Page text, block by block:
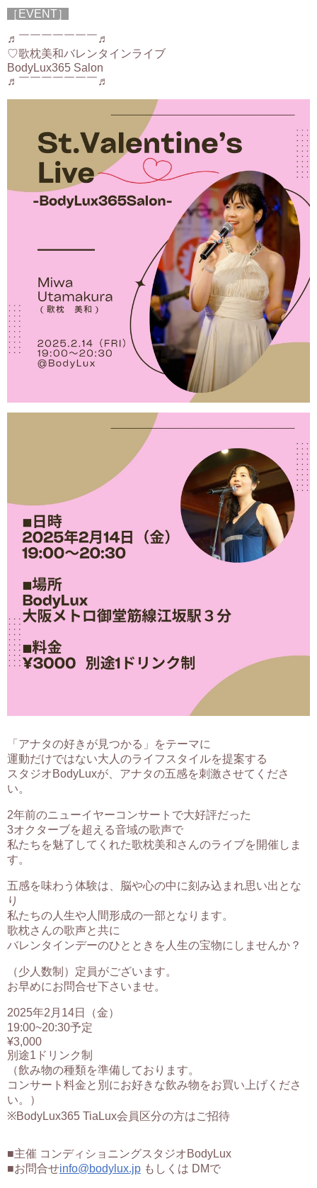
［EVENT］
♬￣￣￣￣￣￣￣♬
♡歌枕美和バレンタインライブ
BodyLux365 Salon
♬￣￣￣￣￣￣￣♬
「アナタの好きが見つかる」をテーマに
運動だけではない大人のライフスタイルを提案する
スタジオBodyLuxが、アナタの五感を刺激させてくださ
い。
2年前のニューイヤーコンサートで大好評だった
3オクターブを超える音域の歌声で
私たちを魅了してくれた歌枕美和さんのライブを開催しま
す。
五感を味わう体験は、脳や心の中に刻み込まれ思い出とな
り
私たちの人生や人間形成の一部となります。
歌枕さんの歌声と共に
バレンタインデーのひとときを人生の宝物にしませんか？
（少人数制）定員がございます。
お早めにお問合せ下さいませ。
2025年2月14日（金）
19:00~20:30予定
¥3,000
別途1ドリンク制
（飲み物の種類を準備しております。
コンサート料金と別にお好きな飲み物をお買い上げくださ
い。）
※BodyLux365 TiaLux会員区分の方はご招待
■主催 コンディショニングスタジオBodyLux
■お問合せinfo@bodylux.jp もしくは DMで